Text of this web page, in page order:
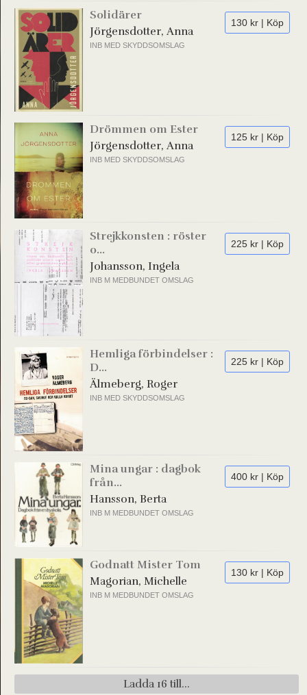
130 kr | Köp
Solidärer
Jörgensdotter, Anna
INB MED SKYDDSOMSLAG
125 kr | Köp
Drömmen om Ester
Jörgensdotter, Anna
INB MED SKYDDSOMSLAG
225 kr | Köp
Strejkkonsten : röster
o...
Johansson, Ingela
INB M MEDBUNDET OMSLAG
225 kr | Köp
Hemliga förbindelser :
D...
Älmeberg, Roger
INB MED SKYDDSOMSLAG
400 kr | Köp
Mina ungar : dagbok
från...
Hansson, Berta
INB M MEDBUNDET OMSLAG
130 kr | Köp
Godnatt Mister Tom
Magorian, Michelle
INB M MEDBUNDET OMSLAG
Ladda 16 till...